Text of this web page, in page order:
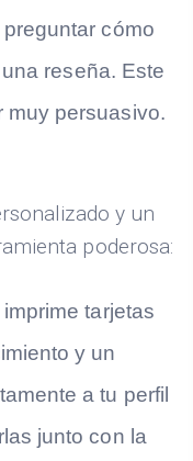
cómo
reseña. Este
muy persuasivo.
y un
poderosa:
imprime tarjetas
y un
a tu perfil
junto con la